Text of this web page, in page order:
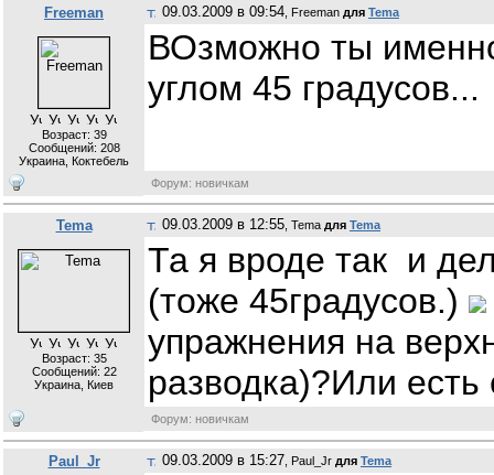
Freeman 09.03.2009 в 09:54 , Freeman для Tema
Возраст: 39
Сообщений: 208
Украина, Коктебель
ВОзможно ты
углом 45 градусов...
Форум: новичкам
Tema 09.03.2009 в 12:55 , Tema для Tema
Возраст: 35
Сообщений: 22
Украина, Киев
Та я вроде так и
(тоже 45градусов.)
упражнения на
разводка)?Или
Форум: новичкам
Paul_Jr 09.03.2009 в 15:27 , Paul_Jr для Tema